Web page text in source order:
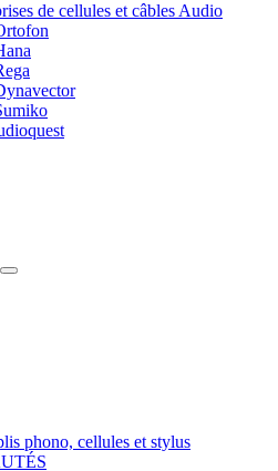
de cellules et câbles Audio
phono, cellules et stylus